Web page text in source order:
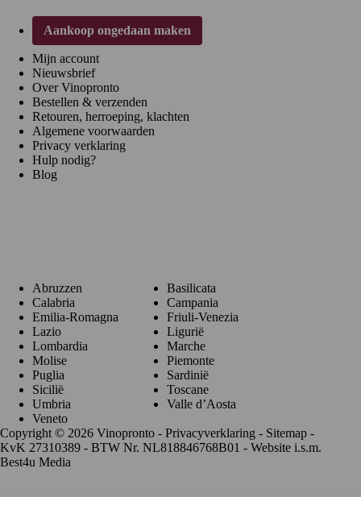
Aankoop ongedaan maken
Mijn account
Nieuwsbrief
Over Vinopronto
Bestellen & verzenden
Retouren, herroeping, klachten
Algemene voorwaarden
Privacy verklaring
Hulp nodig?
Blog
Abruzzen
Basilicata
Calabria
Campania
Emilia-Romagna
Friuli-Venezia
Lazio
Ligurië
Lombardia
Marche
Molise
Piemonte
Puglia
Sardinië
Sicilië
Toscane
Umbria
Valle d’Aosta
Veneto
Copyright © 2026 Vinopronto - Privacyverklaring - Sitemap -
KvK 27310389 - BTW Nr. NL818846768B01 - Website i.s.m.
Best4u Media